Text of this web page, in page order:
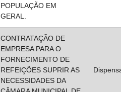
POPULAÇÃO EM
GERAL.
CONTRATAÇÃO DE
EMPRESA PARA O
FORNECIMENTO DE
REFEIÇÕES SUPRIR AS
NECESSIDADES DA